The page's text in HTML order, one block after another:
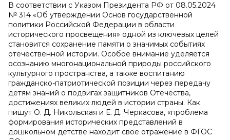
В соответствии с Указом Президента РФ от 08.05.2024
№ 314 «Об утверждении Основ государственной
политики Российской Федерации в области
исторического просвещения» одной из ключевых целей
становится сохранение памяти о значимых событиях
отечественной истории. Особое внимание уделяется
осознанию многонациональной природы российского
культурного пространства, а также воспитанию
гражданско-патриотической позиции через передачу
детям знаний о подвигах защитников Отечества,
достижениях великих людей в истории страны. Как
пишут О. Д. Никольская и Е. Д. Черкасова, «проблема
формирования исторических представлений в
дошкольном детстве находит свое отражение в ФГОС